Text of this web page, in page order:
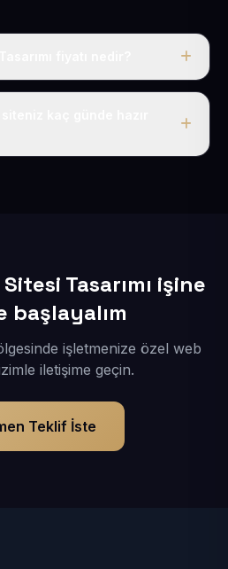
50 USD + KDV. Bu bedele alan
Tasarımı işine
başlayalım
işletmenize özel web
iletişime geçin.
Teklif İste